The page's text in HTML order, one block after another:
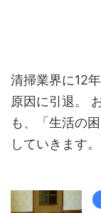
清掃業界に12
原因に引退。
も、「生活の
していきます。